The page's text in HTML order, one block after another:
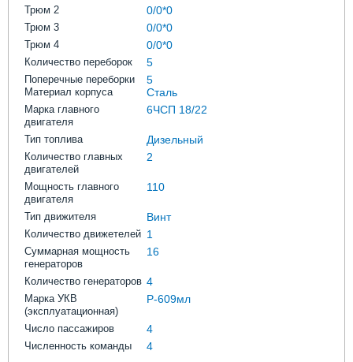
Трюм 2 0/0*0
Трюм 3 0/0*0
Трюм 4 0/0*0
Количество переборок 5
Поперечные переборки 5
Материал корпуса Сталь
Марка главного
двигателя
6ЧСП 18/22
Тип топлива Дизельный
Количество главных
двигателей
2
Мощность главного
двигателя
110
Тип движителя Винт
Количество движетелей 1
Суммарная мощность
генераторов
16
Количество генераторов 4
Марка УКВ
(эксплуатационная)
Р-609мл
Число пассажиров 4
Численность команды 4